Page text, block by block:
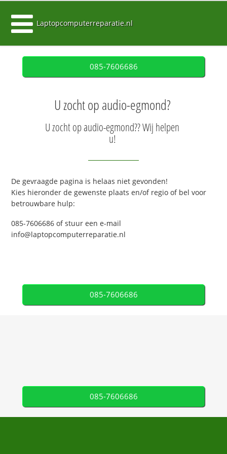
Laptopcomputerreparatie.nl
085-7606686
U zocht op audio-egmond?
U zocht op audio-egmond?? Wij helpen
u!
De gevraagde pagina is helaas niet gevonden!
Kies hieronder de gewenste plaats en/of regio of bel voor
betrouwbare hulp:
085-7606686 of stuur een e-mail
info@laptopcomputerreparatie.nl
085-7606686
085-7606686